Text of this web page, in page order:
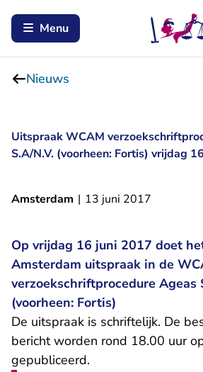
Menu
Nieuws
Uitspraak WCAM
S.A/N.V. (voorheen: Fortis) vrijdag
Amsterdam | 13 juni 2017
Op vrijdag 16 juni 2017 doet
Amsterdam uitspraak in de
verzoekschriftprocedure Ageas
(voorheen: Fortis)
De uitspraak is schriftelijk. De
bericht worden rond 18.00 uur
gepubliceerd.